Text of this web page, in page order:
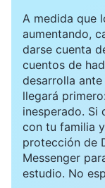
A medida que
aumentando,
darse cuenta
cuentos de
desarrolla
llegará
inesperado. Si
con tu familia
protección de
Messenger
estudio. No